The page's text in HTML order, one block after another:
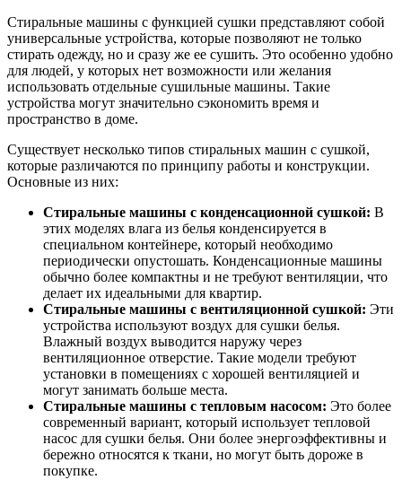
Стиральные машины с функцией сушки представляют собой
универсальные устройства, которые позволяют не только
стирать одежду, но и сразу же ее сушить. Это особенно удобно
для людей, у которых нет возможности или желания
использовать отдельные сушильные машины. Такие
устройства могут значительно сэкономить время и
пространство в доме.
Существует несколько типов стиральных машин с сушкой,
которые различаются по принципу работы и конструкции.
Основные из них:
Стиральные машины с конденсационной сушкой: В
этих моделях влага из белья конденсируется в
специальном контейнере, который необходимо
периодически опустошать. Конденсационные машины
обычно более компактны и не требуют вентиляции, что
делает их идеальными для квартир.
Стиральные машины с вентиляционной сушкой: Эти
устройства используют воздух для сушки белья.
Влажный воздух выводится наружу через
вентиляционное отверстие. Такие модели требуют
установки в помещениях с хорошей вентиляцией и
могут занимать больше места.
Стиральные машины с тепловым насосом: Это более
современный вариант, который использует тепловой
насос для сушки белья. Они более энергоэффективны и
бережно относятся к ткани, но могут быть дороже в
покупке.